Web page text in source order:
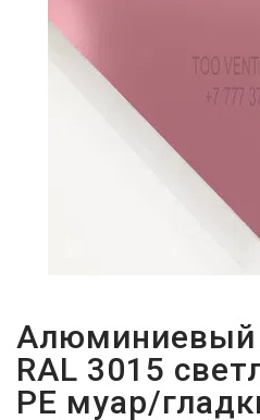
Алюминиевый
RAL 3015
PE муар/